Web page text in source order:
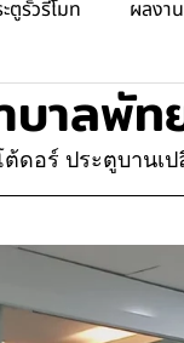
ตูรั้วรีโมท ผลงา
ผลงานออโต้ดอร์
บาลพัท
ดอร์ ประตูบานเป